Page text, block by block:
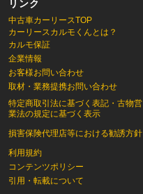
リンク
中古車カーリースTOP
カーリースカルモくんとは？
カルモ保証
企業情報
お客様お問い合わせ
取材・業務提携お問い合わせ
特定商取引法に基づく表記・古物営
業法の規定に基づく表示
損害保険代理店等における勧誘方針
利用規約
コンテンツポリシー
引用・転載について